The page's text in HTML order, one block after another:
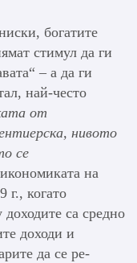
богатите
стимул да ги
– а да ги
най-често
от
нивото
се
на
когато
са средно
доходи и
да се ре-